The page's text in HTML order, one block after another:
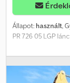
Állapot: használt,
PR 726 05 LGP
20.600 kg
klímaberendezés
mm, felhajtható (+
Lánctalp